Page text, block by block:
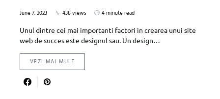
June 7, 2023 438 views
4 minute read
Unul dintre cei mai importanti factori in crearea unui site
web de succes este designul sau. Un design…
VEZI MAI MULT